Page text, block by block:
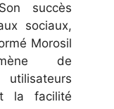
succès
sociaux,
Morosil
de
la facilité